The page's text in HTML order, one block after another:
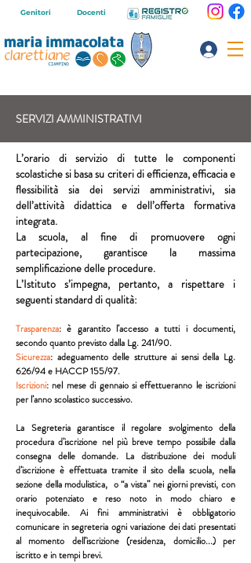
Genitori Docenti
SERVIZI AMMINISTRATIVI
L’orario di servizio di tutte le componenti
scolastiche si basa su criteri di efficienza, efficacia e
flessibilità sia dei servizi amministrativi, sia
dell’attività didattica e dell’offerta formativa
integrata.
La scuola, al fine di promuovere ogni
partecipazione, garantisce la massima
semplificazione delle procedure.
L’Istituto s’impegna, pertanto, a rispettare i
seguenti standard di qualità:
Trasparenza: è garantito l’accesso a tutti i documenti,
secondo quanto previsto dalla Lg. 241/90.
Sicurezza: adeguamento delle strutture ai sensi della Lg.
626/94 e HACCP 155/97.
Iscrizioni: nel mese di gennaio si effettueranno le iscrizioni
per l’anno scolastico successivo.
La Segreteria garantisce il regolare svolgimento della
procedura d’iscrizione nel più breve tempo possibile dalla
consegna delle domande. La distribuzione dei moduli
d’iscrizione è effettuata tramite il sito della scuola, nella
sezione della modulistica, o “a vista” nei giorni previsti, con
orario potenziato e reso noto in modo chiaro e
inequivocabile. Ai fini amministrativi è obbligatorio
comunicare in segreteria ogni variazione dei dati presentati
al momento dell’iscrizione (residenza, domicilio...) per
iscritto e in tempi brevi.